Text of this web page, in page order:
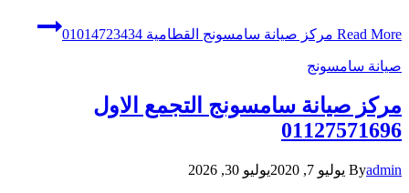
Read More مركز صيانة سامسونج القطامية 01014723434
صيانة سامسونج
مركز صيانة سامسونج التجمع الاول
01127571696
Byadmin يوليو 7, 2020 يوليو 30, 2026